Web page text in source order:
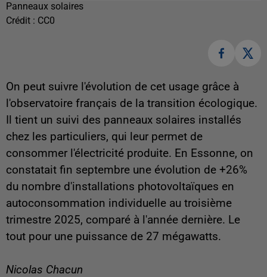
Panneaux solaires
Crédit : CC0
On peut suivre l'évolution de cet usage grâce à
l'observatoire français de la transition écologique.
Il tient un suivi des panneaux solaires installés
chez les particuliers, qui leur permet de
consommer l'électricité produite. En Essonne, on
constatait fin septembre une évolution de +26%
du nombre d'installations photovoltaïques en
autoconsommation individuelle au troisième
trimestre 2025, comparé à l'année dernière. Le
tout pour une puissance de 27 mégawatts.
Nicolas Chacun